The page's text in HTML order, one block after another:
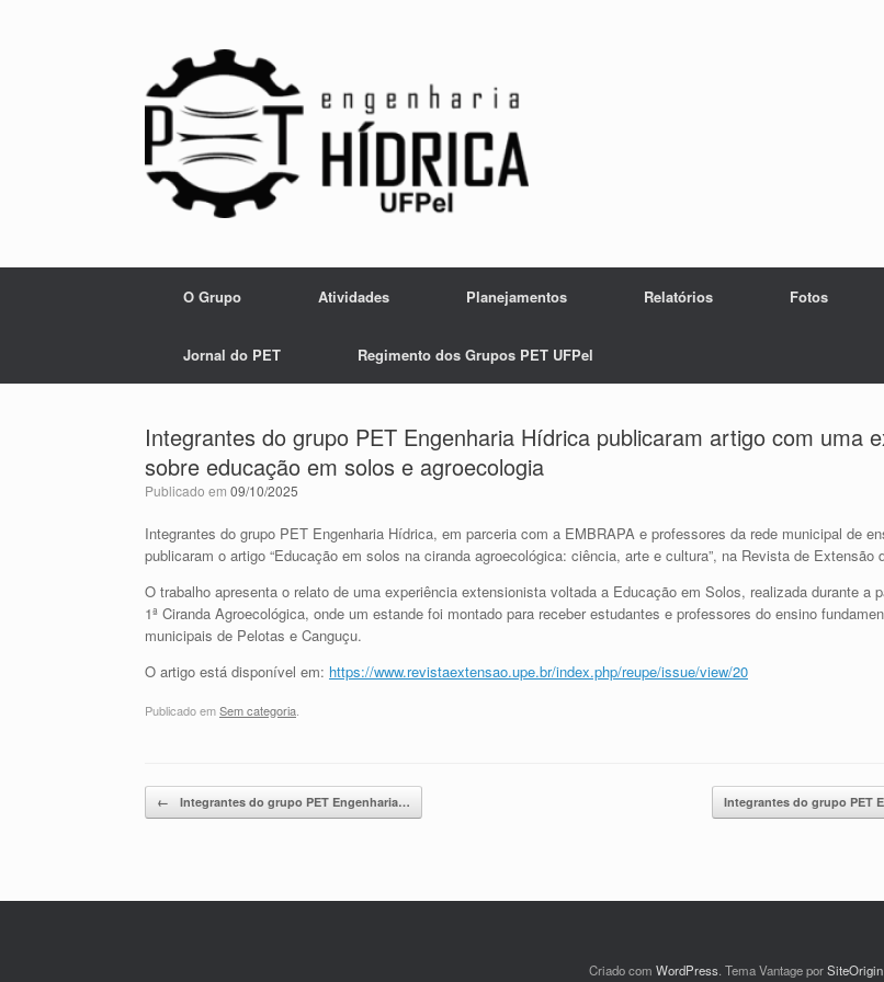
O Grupo Atividades Planejamentos Relatórios Fotos
Jornal do PET Regimento dos Grupos PET UFPel
Integrantes do grupo PET Engenharia Hídrica publicaram artigo com uma
sobre educação em solos e agroecologia
Publicado em 09/10/2025
Integrantes do grupo PET Engenharia Hídrica, em parceria com a EMBRAPA e professores da rede municipal de
publicaram o artigo “Educação em solos na ciranda agroecológica: ciência, arte e cultura”, na Revista de Extensão
O trabalho apresenta o relato de uma experiência extensionista voltada a Educação em Solos, realizada durante a
1ª Ciranda Agroecológica, onde um estande foi montado para receber estudantes e professores do ensino
municipais de Pelotas e Canguçu.
O artigo está disponível em: https://www.revistaextensao.upe.br/index.php/reupe/issue/view/20
Publicado emSem categoria
Navegação de posts
← Integrantes do grupo PET Engenharia… Integrantes do grupo PET
Criado com WordPress. Tema Vantage porSiteOrigin.